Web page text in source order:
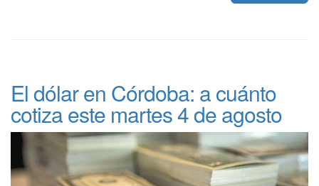
El dólar en Córdoba: a cuánto
cotiza este martes 4 de agosto